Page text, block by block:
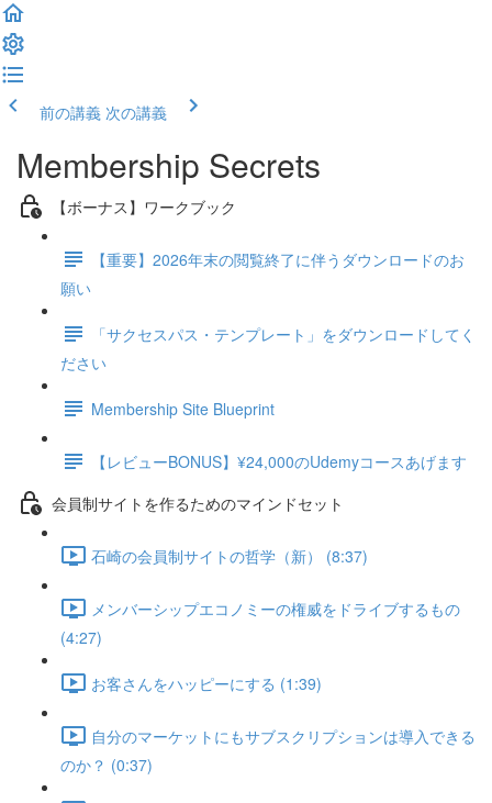
前の講義 次の講義
Membership Secrets
【ボーナス】ワークブック
【重要】2026年末の閲覧終了に伴うダウンロードのお
願い
「サクセスパス・テンプレート」をダウンロードしてく
ださい
Membership Site Blueprint
【レビューBONUS】¥24,000のUdemyコースあげます
会員制サイトを作るためのマインドセット
石崎の会員制サイトの哲学（新） (8:37)
メンバーシップエコノミーの権威をドライブするもの
(4:27)
お客さんをハッピーにする (1:39)
自分のマーケットにもサブスクリプションは導入できる
のか？ (0:37)